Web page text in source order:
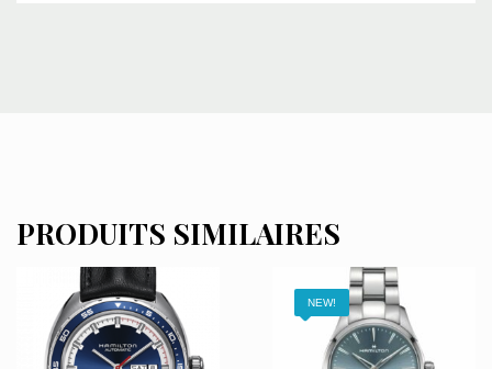
PRODUITS SIMILAIRES
NEW!